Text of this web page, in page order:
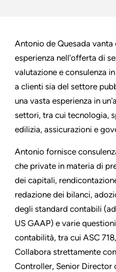
Antonio de Quesada vanta
esperienza nell'offerta di
valutazione e consulenza
a clienti sia del settore
una vasta esperienza in
settori, tra cui tecnologia,
edilizia, assicurazioni e
Antonio fornisce
che private in materia di
dei capitali,
redazione dei bilanci,
degli standard contabili
US GAAP) e varie
contabilità, tra cui ASC
Collabora strettamente
Controller, Senior Director